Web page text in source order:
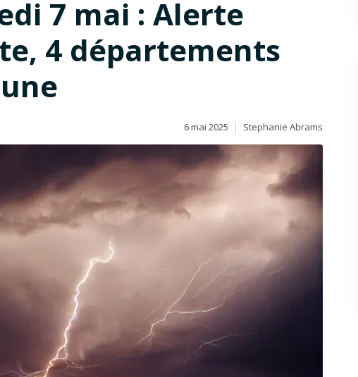
7 mai : Alerte
4 départements
6 mai 2025 Stephanie Abrams